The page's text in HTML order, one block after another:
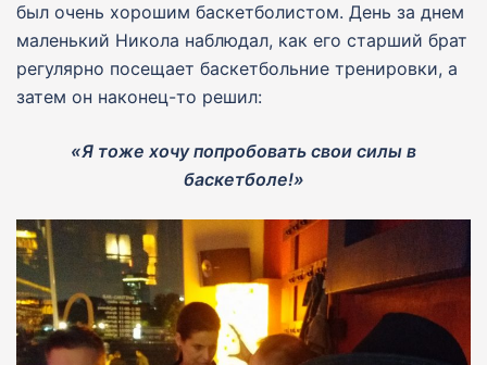
был очень хорошим баскетболистом. День за днем ​​
маленький Никола наблюдал, как его старший брат
регулярно посещает баскетбольние тренировки, а
затем он наконец-то решил:
«Я тоже хочу попробовать свои силы в
баскетболе!»